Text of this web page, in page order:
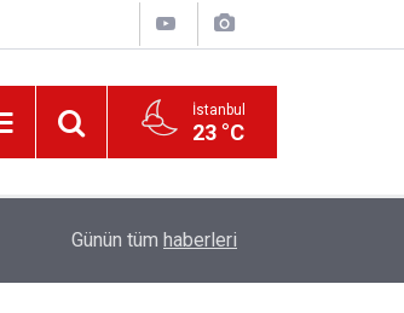
İstanbul
23 °C
Öğretim Üyesi ve Öğretim Görevlisi Alınacak
Günün tüm haberleri